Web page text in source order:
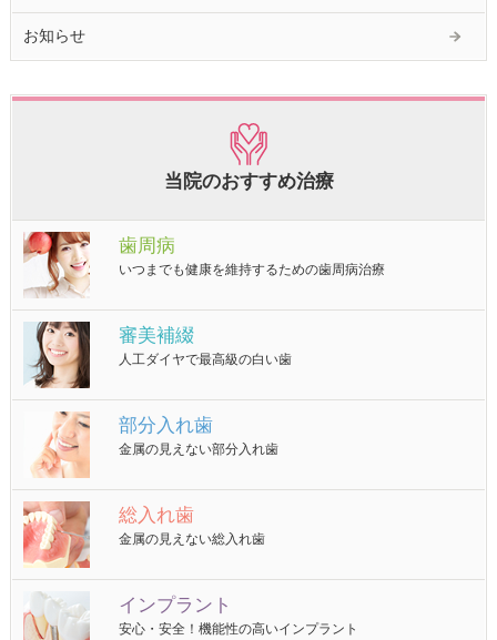
お知らせ
当院のおすすめ治療
歯周病
いつまでも健康を維持するための歯周病治療
審美補綴
人工ダイヤで最高級の白い歯
部分入れ歯
金属の見えない部分入れ歯
総入れ歯
金属の見えない総入れ歯
インプラント
安心・安全！機能性の高いインプラント